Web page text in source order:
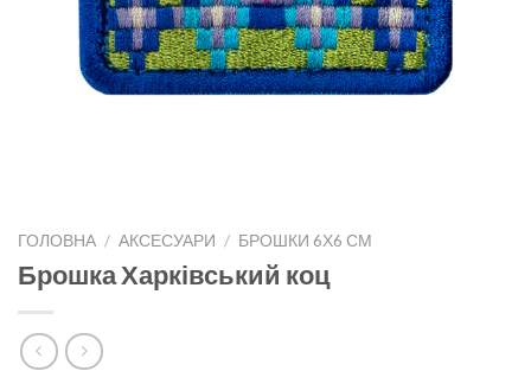
ГОЛОВНА / АКСЕСУАРИ / БРОШКИ 6Х6 СМ
Брошка Харківський коц